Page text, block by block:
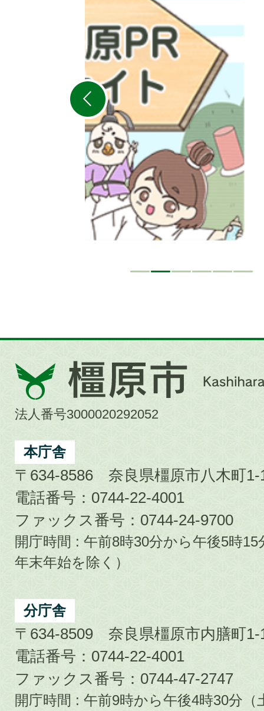
目
の
ス
ラ
イ
ド
橿
原
市
City
法人番号3000020292052
本庁舎
〒634-8586 奈良県橿原市八木町1-
電話番号：0744-22-4001
ファックス番号：0744-24-9700
開庁時間 : 午前8時30分から午後5時
年末年始を除く）
分庁舎
〒634-8509 奈良県橿原市内膳町1-
電話番号：0744-22-4001
ファックス番号：0744-47-2747
開庁時間 : 午前9時から午後4時30分